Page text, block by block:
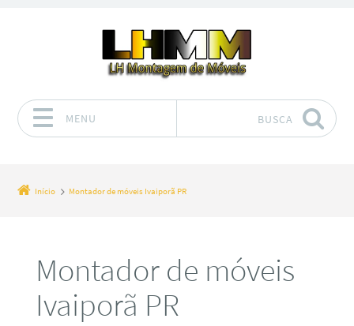
MENU BUSCA
Início Montador de móveis Ivaiporã PR
Montador de móveis
Ivaiporã PR